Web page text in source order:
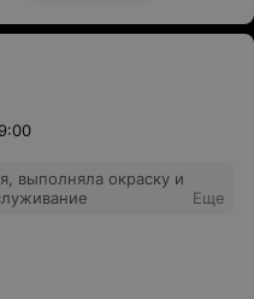
выполняла окраску и
Еще